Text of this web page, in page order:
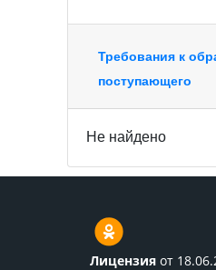
Требования к
поступающего
Не найдено
Лицензия от